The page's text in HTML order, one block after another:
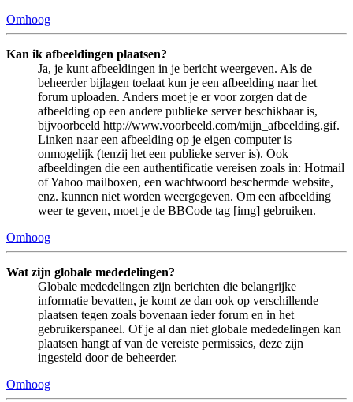
Omhoog
Kan ik afbeeldingen plaatsen?
Ja, je kunt afbeeldingen in je bericht weergeven. Als de
beheerder bijlagen toelaat kun je een afbeelding naar het
forum uploaden. Anders moet je er voor zorgen dat de
afbeelding op een andere publieke server beschikbaar is,
bijvoorbeeld http://www.voorbeeld.com/mijn_afbeelding.gif.
Linken naar een afbeelding op je eigen computer is
onmogelijk (tenzij het een publieke server is). Ook
afbeeldingen die een authentificatie vereisen zoals in: Hotmail
of Yahoo mailboxen, een wachtwoord beschermde website,
enz. kunnen niet worden weergegeven. Om een afbeelding
weer te geven, moet je de BBCode tag [img] gebruiken.
Omhoog
Wat zijn globale mededelingen?
Globale mededelingen zijn berichten die belangrijke
informatie bevatten, je komt ze dan ook op verschillende
plaatsen tegen zoals bovenaan ieder forum en in het
gebruikerspaneel. Of je al dan niet globale mededelingen kan
plaatsen hangt af van de vereiste permissies, deze zijn
ingesteld door de beheerder.
Omhoog